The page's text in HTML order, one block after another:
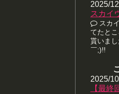
2025/
スカイ
スカ
てたと
貰いま
￣;)!!
2025/
【最終